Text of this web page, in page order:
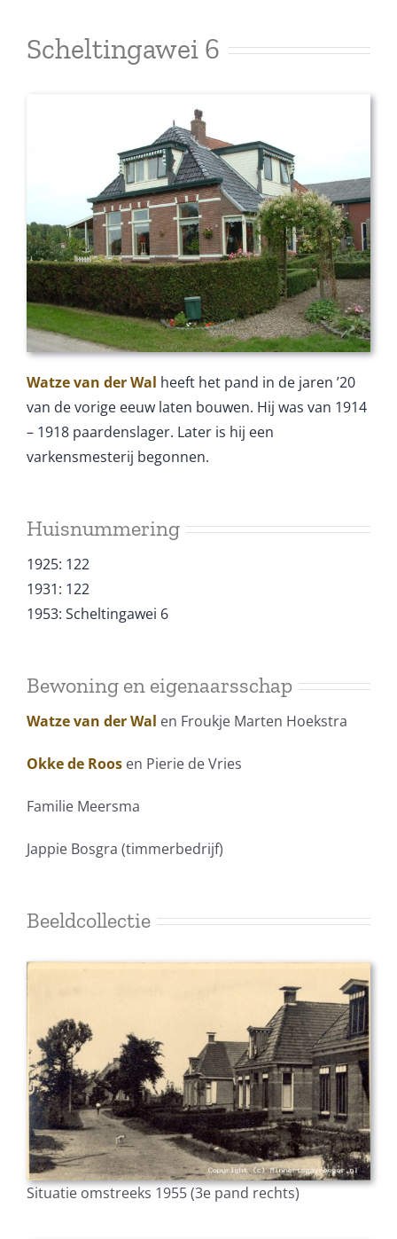
Scheltingawei 6
Watze van der Wal heeft het pand in de jaren ’20
van de vorige eeuw laten bouwen. Hij was van 1914
– 1918 paardenslager. Later is hij een
varkensmesterij begonnen.
Huisnummering
1925: 122
1931: 122
1953: Scheltingawei 6
Bewoning en eigenaarsschap
Watze van der Wal en Froukje Marten Hoekstra
Okke de Roosen Pierie de Vries
Familie Meersma
Jappie Bosgra (timmerbedrijf)
Beeldcollectie
Situatie omstreeks 1955 (3e pand rechts)